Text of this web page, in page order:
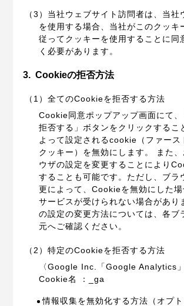
（3）当社ウェブサイト訪問者は、当社
を使用する場合、当社がこのクッキ
従ってクッキーを使用することに同
く必要があります。
3. Cookieの拒否方法
（1）全てのCookieを拒否する方法
Cookie同意ポップアップ画面にて
拒否する」ボタンをクリックするこ
よって設定されるcookie（ファース
クッキー）を無効にします。 また
ウザの設定を変更することにより
することも可能です。ただし、ブラ
更によって、Cookieを無効にした
サービスが受けられない場合があり
の設定の変更方法については、各ブ
元へご確認ください。
（2）特定のCookieを拒否する方法
〈Google Inc.「Google Analytics」
Cookie名 ：_ga
情報収集を無効化する方法（オプト